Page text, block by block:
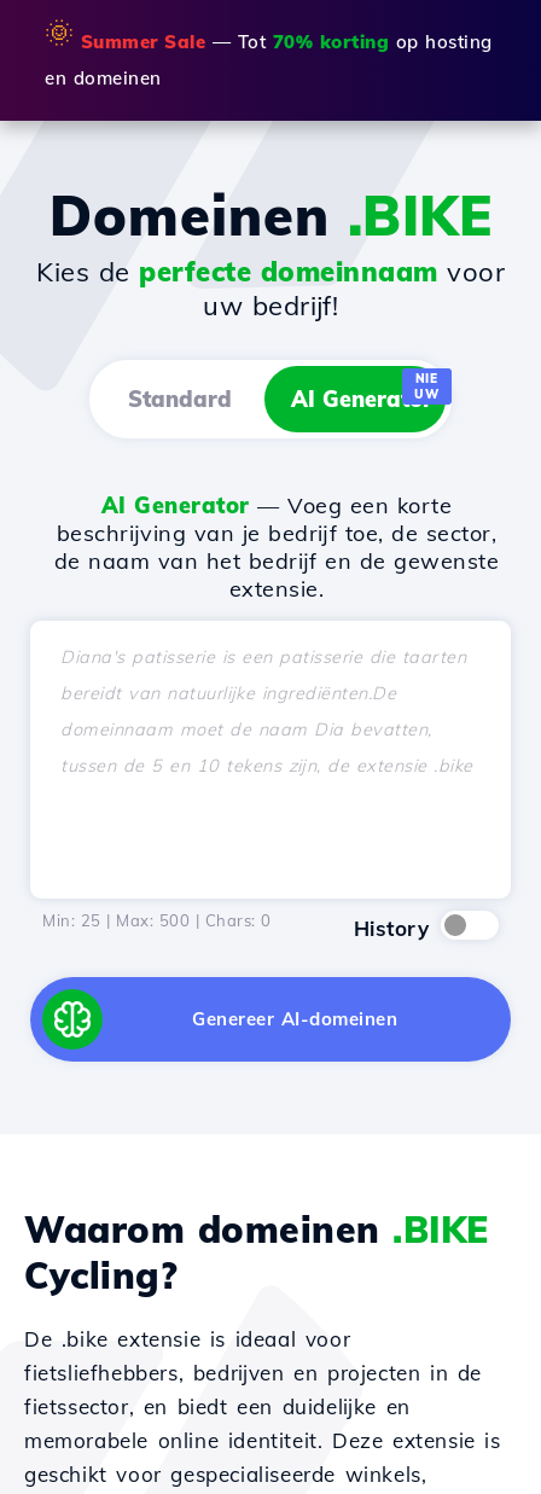
🌞 Summer Sale — Tot 70% korting op hosting
en domeinen
Domeinen .BIKE
Kies de perfecte domeinnaam voor
uw bedrijf!
Standard AI Generator
NIE
UW
AI Generator — Voeg een korte
beschrijving van je bedrijf toe, de sector,
de naam van het bedrijf en de gewenste
extensie.
Min: 25 | Max: 500 | Chars: 0 History
Genereer AI-domeinen
Waarom domeinen .BIKE
Cycling?
De .bike extensie is ideaal voor
fietsliefhebbers, bedrijven en projecten in de
fietssector, en biedt een duidelijke en
memorabele online identiteit. Deze extensie is
geschikt voor gespecialiseerde winkels,